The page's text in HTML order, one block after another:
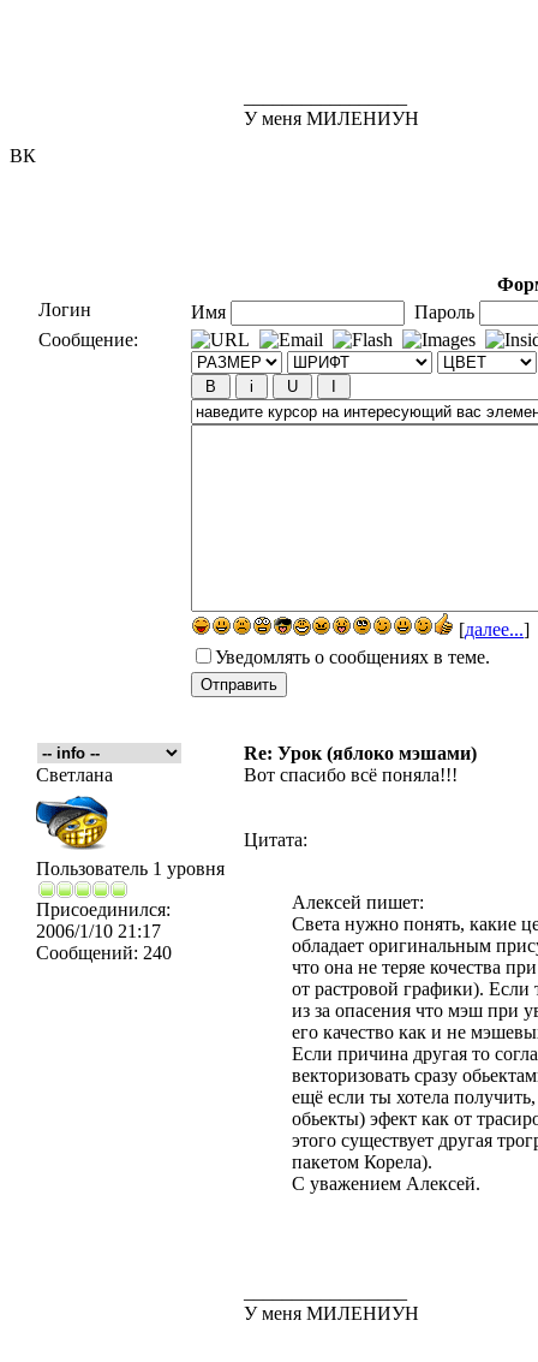
ВК
У меня МИЛЕНИУН
Re: Урок (яблоко мэшами)
Светлана
Пользователь 1 уровня
Присоединился:
2006/1/10 21:17
Сообщений: 240
Вот спасибо всё поняла!!!
Цитата:
Алексей пишет:
Света нужно понять, какие
обладает оригинальным
что она не теряе кочества
от растровой графики).
из за опасения что мэш при
его качество как и не
Если причина другая то
векторизовать сразу
ещё если ты хотела
обьекты) эфект как от
этого существует другая
пакетом Корела).
С уважением Алексей.
У меня МИЛЕНИУН
Логин
Имя
Пароль
Сообщение:
[далее...]
Уведомлять о сообщениях в теме.